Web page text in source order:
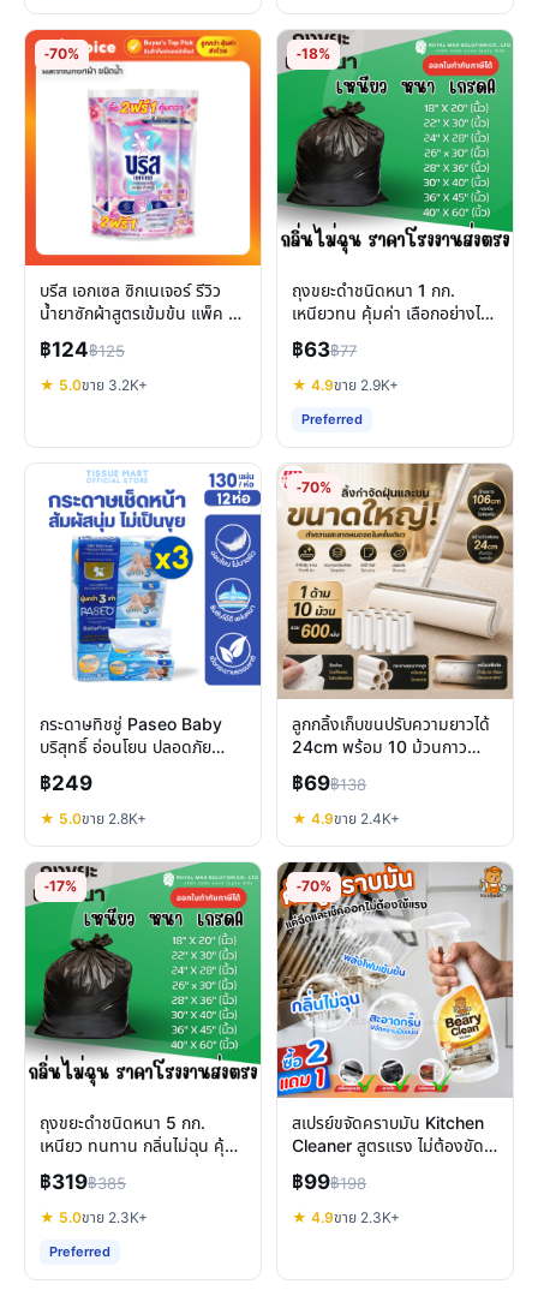
-70%
บรีส เอกเซล ซิกเนเจอร์ รีวิว
น้ำยาซักผ้าสูตรเข้มข้น แพ็ค 3
ถุง ซักสะอาด หอมนาน
฿124฿125
★ 5.0ขาย 3.2K+
-18%
ถุงขยะดำชนิดหนา 1 กก.
เหนียวทน คุ้มค่า เลือกอย่างไร
ให้ตอบโจทย์ทุกการใช้งาน
฿63฿77
★ 4.9ขาย 2.9K+
Preferred
กระดาษทิชชู่ Paseo Baby
บริสุทธิ์ อ่อนโยน ปลอดภัย
สำหรับผิวแพ้ง่ายและลูกน้อย
฿249
★ 5.0ขาย 2.8K+
-70%
ลูกกลิ้งเก็บขนปรับความยาวได้
24cm พร้อม 10 ม้วนกาว
ทำความสะอาดบ้านและสัตว์
เลี้ยง
฿69฿138
★ 4.9ขาย 2.4K+
-17%
ถุงขยะดำชนิดหนา 5 กก.
เหนียว ทนทาน กลิ่นไม่ฉุน คุ้ม
ค่าสำหรับทุกครัวเรือน
฿319฿385
★ 5.0ขาย 2.3K+
Preferred
-70%
สเปรย์ขจัดคราบมัน Kitchen
Cleaner สูตรแรง ไม่ต้องขัด
เตาแก๊ส ฮูดดูดควัน
฿99฿198
★ 4.9ขาย 2.3K+